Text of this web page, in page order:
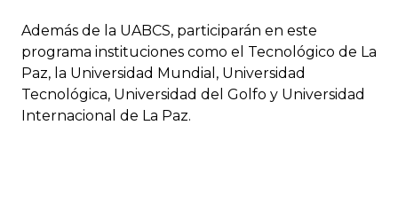
Además de la UABCS, participarán en este
programa instituciones como el Tecnológico de La
Paz, la Universidad Mundial, Universidad
Tecnológica, Universidad del Golfo y Universidad
Internacional de La Paz.